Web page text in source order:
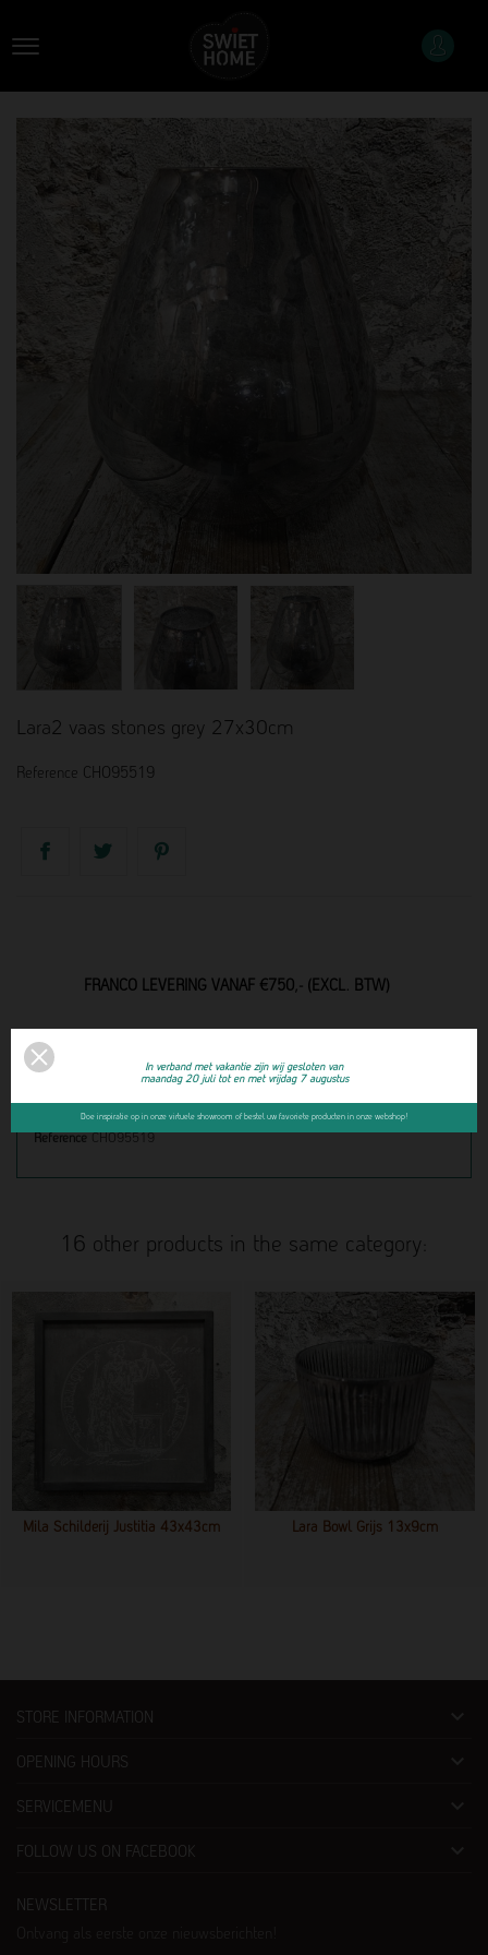
Lara2 vaas stones grey 27x30cm
Reference CHO95519
FRANCO LEVERING VANAF €750,- (EXCL. BTW)
Product Details
Reference CHO95519
16 other products in the same category:
Mila Schilderij Justitia 43x43cm Lara Bowl Grijs 13x9cm
STORE INFORMATION
OPENING HOURS
SERVICEMENU
FOLLOW US ON FACEBOOK
NEWSLETTER
In verband met vakantie zijn wij gesloten van
maandag 20 juli tot en met vrijdag 7 augustus
Doe inspiratie op in onze virtuele showroom of bestel uw favoriete producten in onze webshop!